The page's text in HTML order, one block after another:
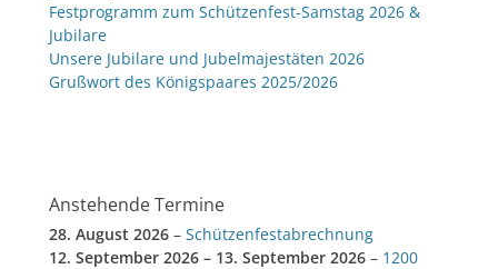
Festprogramm zum Schützenfest-Samstag 2026 &
Jubilare
Unsere Jubilare und Jubelmajestäten 2026
Grußwort des Königspaares 2025/2026
Anstehende Termine
28. August 2026 – Schützenfestabrechnung
12. September 2026 – 13. September 2026 – 1200